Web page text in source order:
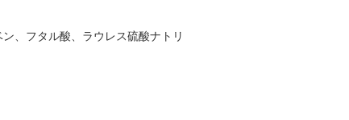
、フタル酸、ラウレス硫酸ナトリ